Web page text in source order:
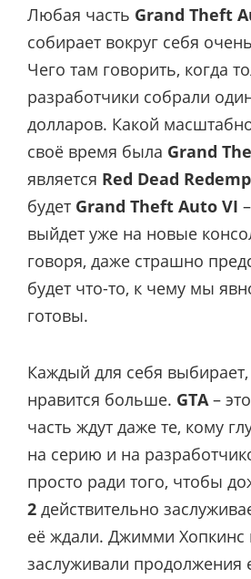
Любая часть Grand Theft
собирает вокруг себя
Чего там говорить, когда
разработчики собрали
долларов. Какой
своё время была Grand
является Red Dead
будет Grand Theft Auto VI
выйдет уже на новые
говоря, даже страшно
будет что-то, к чему мы
готовы.
Каждый для себя
нравится больше. GTA– это
часть ждут даже те, кому
на серию и на
просто ради того, чтобы
2 действительно
её ждали. Джимми Хопкинс
заслуживали